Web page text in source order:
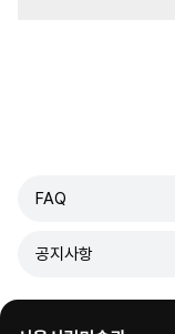
FAQ
공지사항